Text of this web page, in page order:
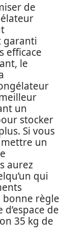
de
garanti
efficace
le
un
stocker
Si vous
un
aurez
qui
bonne règle
de
35 kg de